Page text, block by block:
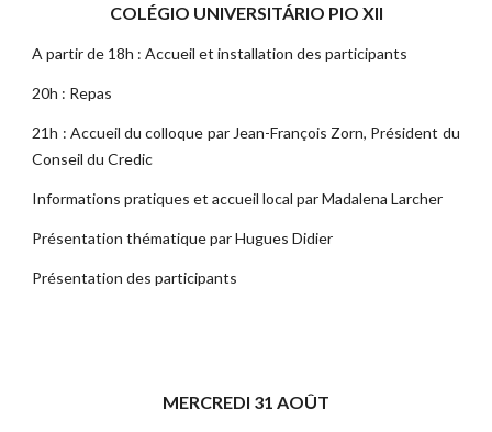
COLÉGIO UNIVERSITÁRIO PIO XII
A partir de 18h : Accueil et installation des participants
20h : Repas
21h : Accueil du colloque par Jean-François Zorn, Président du
Conseil du Credic
Informations pratiques et accueil local par Madalena Larcher
Présentation thématique par Hugues Didier
Présentation des participants
MERCREDI 31 AOÛT